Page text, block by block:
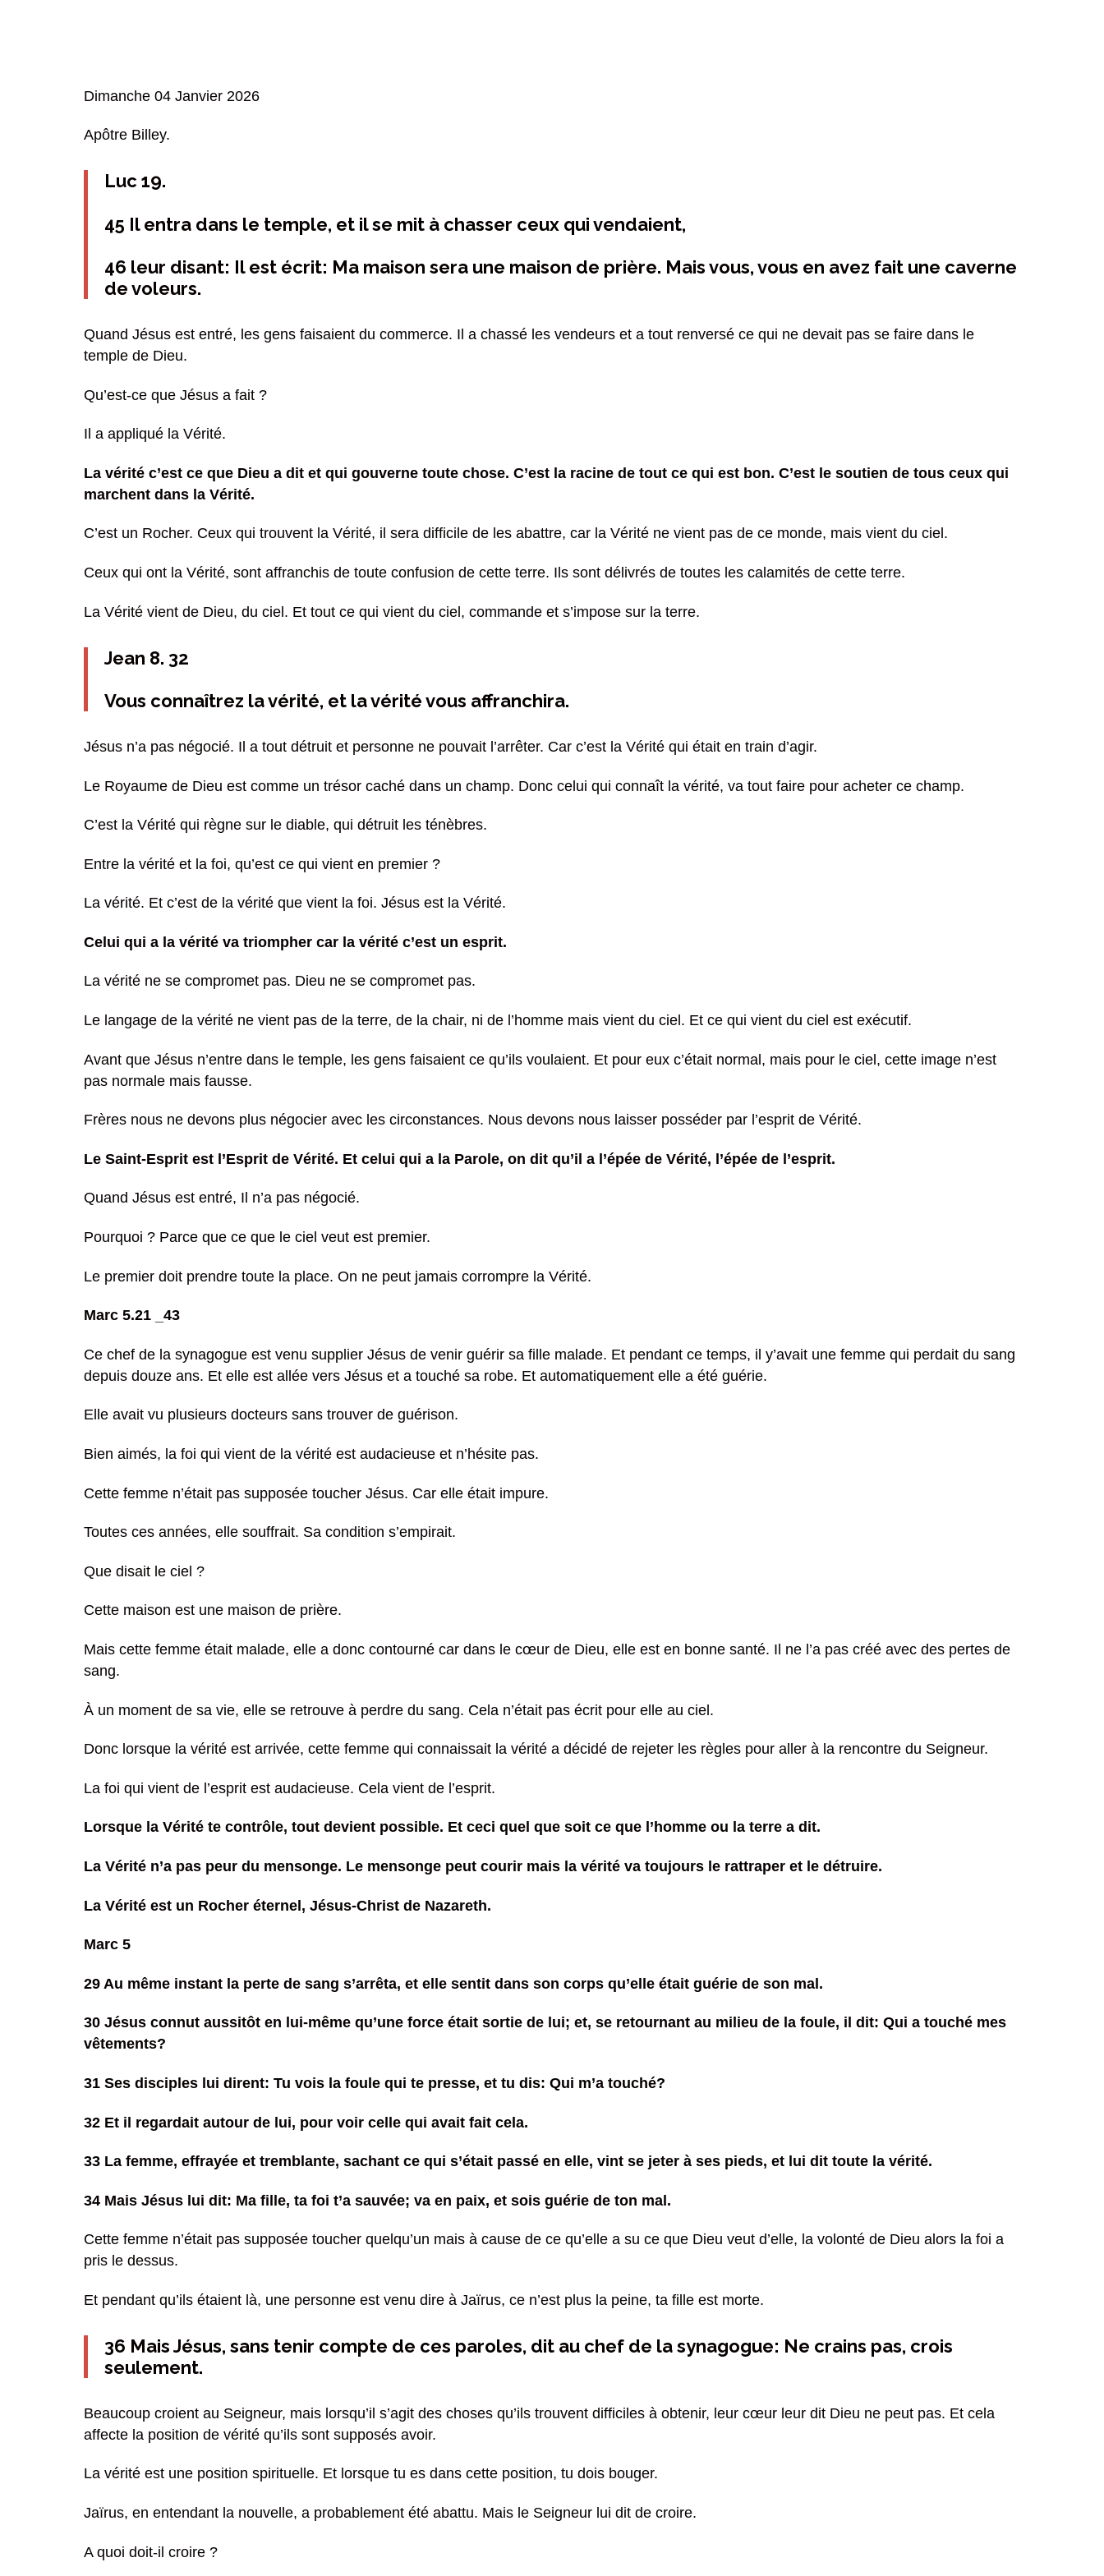
Dimanche 04 Janvier 2026
Apôtre Billey.
Luc 19.
45 Il entra dans le temple, et il se mit à chasser ceux qui vendaient,
46 leur disant: Il est écrit: Ma maison sera une maison de prière. Mais vous, vous en avez fait une caverne
de voleurs.
Quand Jésus est entré, les gens faisaient du commerce. Il a chassé les vendeurs et a tout renversé ce qui ne devait pas se faire dans le
temple de Dieu.
Qu’est-ce que Jésus a fait ?
Il a appliqué la Vérité.
La vérité c’est ce que Dieu a dit et qui gouverne toute chose. C’est la racine de tout ce qui est bon. C’est le soutien de tous ceux qui
marchent dans la Vérité.
C’est un Rocher. Ceux qui trouvent la Vérité, il sera difficile de les abattre, car la Vérité ne vient pas de ce monde, mais vient du ciel.
Ceux qui ont la Vérité, sont affranchis de toute confusion de cette terre. Ils sont délivrés de toutes les calamités de cette terre.
La Vérité vient de Dieu, du ciel. Et tout ce qui vient du ciel, commande et s’impose sur la terre.
Jean 8. 32
Vous connaîtrez la vérité, et la vérité vous affranchira.
Jésus n’a pas négocié. Il a tout détruit et personne ne pouvait l’arrêter. Car c’est la Vérité qui était en train d’agir.
Le Royaume de Dieu est comme un trésor caché dans un champ. Donc celui qui connaît la vérité, va tout faire pour acheter ce champ.
C’est la Vérité qui règne sur le diable, qui détruit les ténèbres.
Entre la vérité et la foi, qu’est ce qui vient en premier ?
La vérité. Et c’est de la vérité que vient la foi. Jésus est la Vérité.
Celui qui a la vérité va triompher car la vérité c’est un esprit.
La vérité ne se compromet pas. Dieu ne se compromet pas.
Le langage de la vérité ne vient pas de la terre, de la chair, ni de l’homme mais vient du ciel. Et ce qui vient du ciel est exécutif.
Avant que Jésus n’entre dans le temple, les gens faisaient ce qu’ils voulaient. Et pour eux c’était normal, mais pour le ciel, cette image n’est
pas normale mais fausse.
Frères nous ne devons plus négocier avec les circonstances. Nous devons nous laisser posséder par l’esprit de Vérité.
Le Saint-Esprit est l’Esprit de Vérité. Et celui qui a la Parole, on dit qu’il a l’épée de Vérité, l’épée de l’esprit.
Quand Jésus est entré, Il n’a pas négocié.
Pourquoi ? Parce que ce que le ciel veut est premier.
Le premier doit prendre toute la place. On ne peut jamais corrompre la Vérité.
Marc 5.21 _43
Ce chef de la synagogue est venu supplier Jésus de venir guérir sa fille malade. Et pendant ce temps, il y’avait une femme qui perdait du sang
depuis douze ans. Et elle est allée vers Jésus et a touché sa robe. Et automatiquement elle a été guérie.
Elle avait vu plusieurs docteurs sans trouver de guérison.
Bien aimés, la foi qui vient de la vérité est audacieuse et n’hésite pas.
Cette femme n’était pas supposée toucher Jésus. Car elle était impure.
Toutes ces années, elle souffrait. Sa condition s’empirait.
Que disait le ciel ?
Cette maison est une maison de prière.
Mais cette femme était malade, elle a donc contourné car dans le cœur de Dieu, elle est en bonne santé. Il ne l’a pas créé avec des pertes de
sang.
À un moment de sa vie, elle se retrouve à perdre du sang. Cela n’était pas écrit pour elle au ciel.
Donc lorsque la vérité est arrivée, cette femme qui connaissait la vérité a décidé de rejeter les règles pour aller à la rencontre du Seigneur.
La foi qui vient de l’esprit est audacieuse. Cela vient de l’esprit.
Lorsque la Vérité te contrôle, tout devient possible. Et ceci quel que soit ce que l’homme ou la terre a dit.
La Vérité n’a pas peur du mensonge. Le mensonge peut courir mais la vérité va toujours le rattraper et le détruire.
La Vérité est un Rocher éternel, Jésus-Christ de Nazareth.
Marc 5
29 Au même instant la perte de sang s’arrêta, et elle sentit dans son corps qu’elle était guérie de son mal.
30 Jésus connut aussitôt en lui-même qu’une force était sortie de lui; et, se retournant au milieu de la foule, il dit: Qui a touché mes
vêtements?
31 Ses disciples lui dirent: Tu vois la foule qui te presse, et tu dis: Qui m’a touché?
32 Et il regardait autour de lui, pour voir celle qui avait fait cela.
33 La femme, effrayée et tremblante, sachant ce qui s’était passé en elle, vint se jeter à ses pieds, et lui dit toute la vérité.
34 Mais Jésus lui dit: Ma fille, ta foi t’a sauvée; va en paix, et sois guérie de ton mal.
Cette femme n’était pas supposée toucher quelqu’un mais à cause de ce qu’elle a su ce que Dieu veut d’elle, la volonté de Dieu alors la foi a
pris le dessus.
Et pendant qu’ils étaient là, une personne est venu dire à Jaïrus, ce n’est plus la peine, ta fille est morte.
36 Mais Jésus, sans tenir compte de ces paroles, dit au chef de la synagogue: Ne crains pas, crois
seulement.
Beaucoup croient au Seigneur, mais lorsqu’il s’agit des choses qu’ils trouvent difficiles à obtenir, leur cœur leur dit Dieu ne peut pas. Et cela
affecte la position de vérité qu’ils sont supposés avoir.
La vérité est une position spirituelle. Et lorsque tu es dans cette position, tu dois bouger.
Jaïrus, en entendant la nouvelle, a probablement été abattu. Mais le Seigneur lui dit de croire.
A quoi doit-il croire ?